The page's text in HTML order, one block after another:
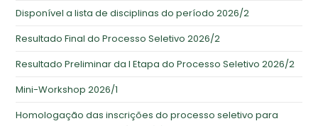
Disponível a lista de disciplinas do período 2026/2
Resultado Final do Processo Seletivo 2026/2
Resultado Preliminar da I Etapa do Processo Seletivo 2026/2
Mini-Workshop 2026/1
Homologação das inscrições do processo seletivo para